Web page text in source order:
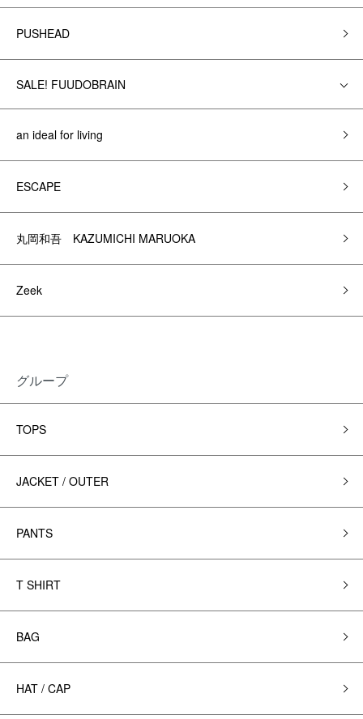
PUSHEAD
SALE! FUUDOBRAIN
an ideal for living
ESCAPE
丸岡和吾 KAZUMICHI MARUOKA
Zeek
グループ
TOPS
JACKET / OUTER
PANTS
T SHIRT
BAG
HAT / CAP